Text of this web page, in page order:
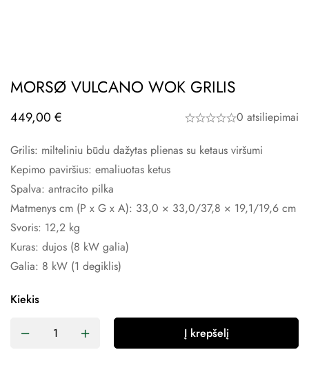
MORSØ VULCANO WOK GRILIS
449,00 € 0 atsiliepimai
Grilis: milteliniu būdu dažytas plienas su ketaus viršumi
Kepimo paviršius: emaliuotas ketus
Spalva: antracito pilka
Matmenys cm (P x G x A): 33,0 × 33,0/37,8 × 19,1/19,6 cm
Svoris: 12,2 kg
Kuras: dujos (8 kW galia)
Galia: 8 kW (1 degiklis)
Kiekis
Į krepšelį